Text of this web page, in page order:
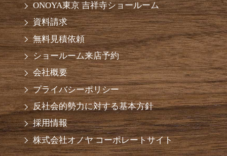
ONOYA東京 吉祥寺ショールーム
資料請求
無料見積依頼
ショールーム来店予約
会社概要
プライバシーポリシー
反社会的勢力に対する基本方針
採用情報
株式会社オノヤ コーポレートサイト